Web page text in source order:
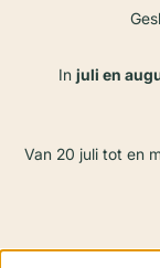
In juli en
Van 20 juli tot en